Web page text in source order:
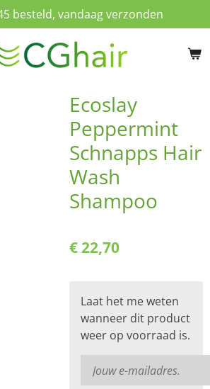
besteld, vandaag verzonden
Ecoslay
Peppermint
Schnapps Hair
Wash
Shampoo
€ 22,70
Laat het me weten
wanneer dit product
weer op voorraad is.